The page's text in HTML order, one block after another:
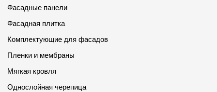
Фасадные панели
Фасадная плитка
Комплектующие для фасадов
Пленки и мембраны
Мягкая кровля
Однослойная черепица